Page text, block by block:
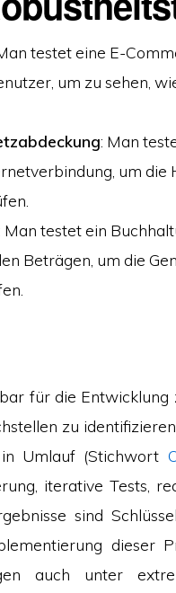
testet eine E-
um zu sehen,
: Man
um die
Man testet ein
Beträgen, um die
für die Entwicklung
zu
Umlauf (Stichwort
iterative Tests,
sind
dieser
auch unter